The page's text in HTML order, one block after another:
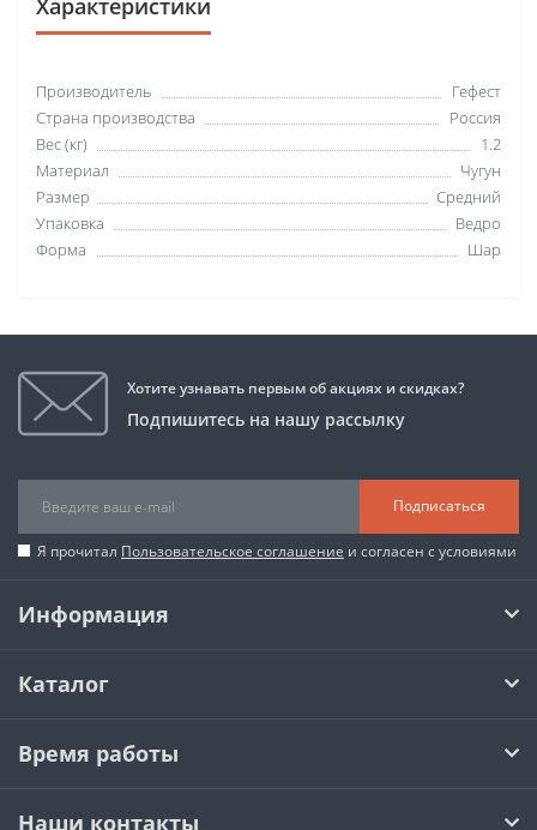
Производитель
Гефест
Страна производства
Россия
Вес (кг)
1.2
Материал
Чугун
Размер
Средний
Упаковка
Ведро
Форма
Шар
Хотите узнавать первым об акциях и скидках?
Подпишитесь на нашу рассылку
Подписаться
Я прочитал Пользовательское соглашение и согласен с условиями
Информация
Каталог
Время работы
Наши контакты